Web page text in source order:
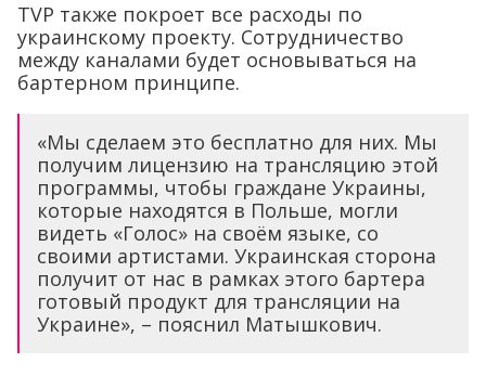
TVP также покроет все расходы по
украинскому проекту. Сотрудничество
между каналами будет основываться на
бартерном принципе.
«Мы сделаем это бесплатно для них. Мы
получим лицензию на трансляцию этой
программы, чтобы граждане Украины,
которые находятся в Польше, могли
видеть «Голос» на своём языке, со
своими артистами. Украинская сторона
получит от нас в рамках этого бартера
готовый продукт для трансляции на
Украине», – пояснил Матышкович.